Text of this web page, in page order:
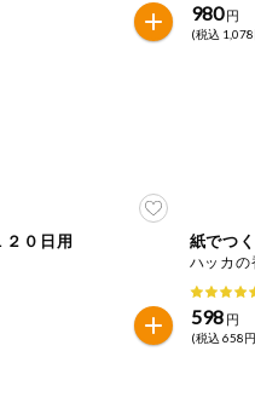
980 円
(税込 1,078
０日用 紙でつ
ハッカの
598 円
(税込 658